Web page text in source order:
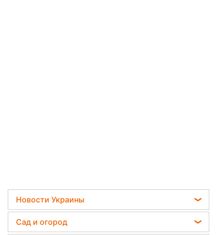
Новости Украины
Телеграм новости Украины
Сад и огород